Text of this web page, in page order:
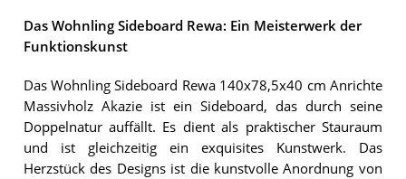
Das Wohnling Sideboard Rewa: Ein Meisterwerk der
Funktionskunst
Das Wohnling Sideboard Rewa 140x78,5x40 cm Anrichte
Massivholz Akazie ist ein Sideboard, das durch seine
Doppelnatur auffällt. Es dient als praktischer Stauraum
und ist gleichzeitig ein exquisites Kunstwerk. Das
Herzstück des Designs ist die kunstvolle Anordnung von